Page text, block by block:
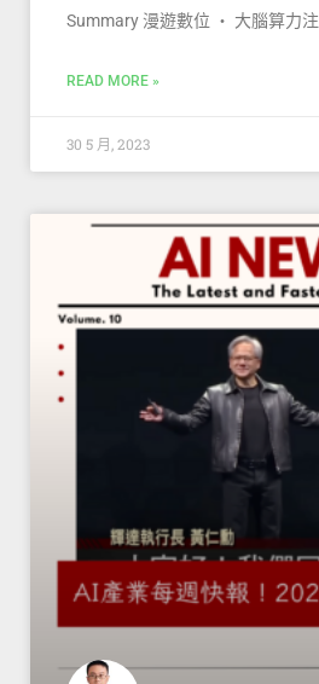
Summary 漫遊數位 ‧ 大腦算力注
READ MORE »
30 5 月, 2023